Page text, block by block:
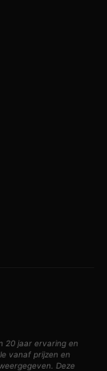
20 jaar ervaring en
vanaf prijzen en
Deze